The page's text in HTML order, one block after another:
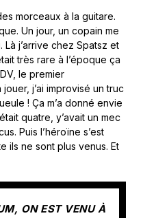
morceaux à la guitare.
Un jour, un copain me
j’arrive chez Spatsz et
très rare à l’époque ça
le premier
j’ai improvisé un truc
! Ça m’a donné envie
quatre, y’avait un mec
Puis l’héroïne s’est
ils ne sont plus venus. Et
ON EST VENU À